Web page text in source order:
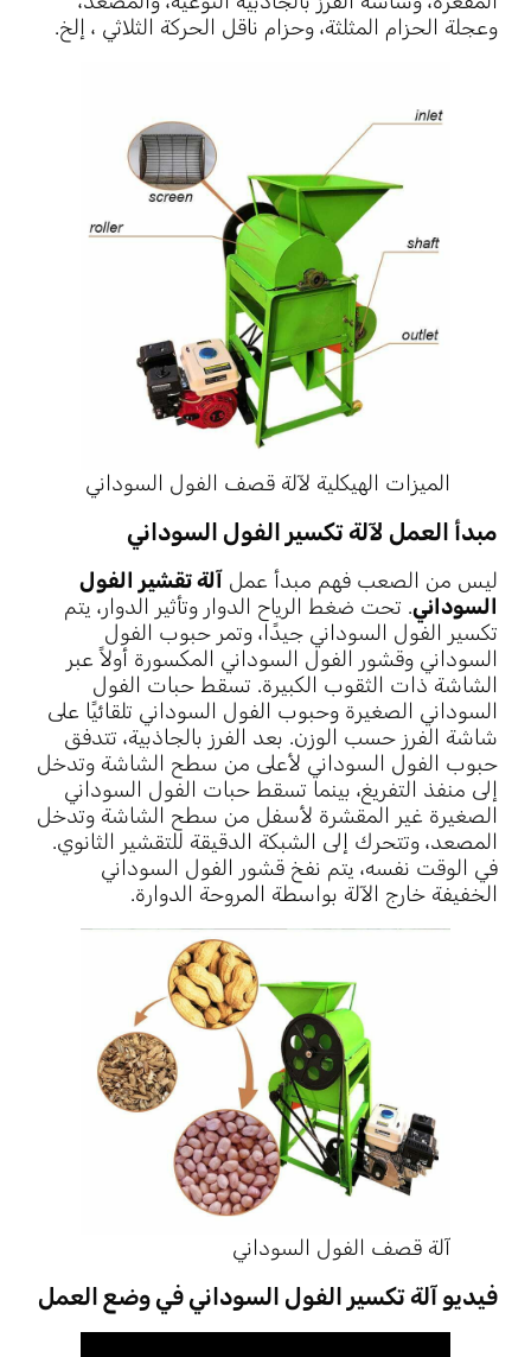
وعجلة الحزام المثلثة، وحزام ناقل الحركة الثلاثي ، إلخ.
الميزات الهيكلية لآلة قصف الفول السوداني
مبدأ العمل لآلة تكسير الفول السوداني
ليس من الصعب فهم مبدأ عمل آلة تقشير الفول
السوداني. تحت ضغط الرياح الدوار وتأثير الدوار، يتم
تكسير الفول السوداني جيدًا، وتمر حبوب الفول
السوداني وقشور الفول السوداني المكسورة أولاً عبر
الشاشة ذات الثقوب الكبيرة. تسقط حبات الفول
السوداني الصغيرة وحبوب الفول السوداني تلقائيًا على
شاشة الفرز حسب الوزن. بعد الفرز بالجاذبية، تتدفق
حبوب الفول السوداني لأعلى من سطح الشاشة وتدخل
إلى منفذ التفريغ، بينما تسقط حبات الفول السوداني
الصغيرة غير المقشرة لأسفل من سطح الشاشة وتدخل
المصعد، وتتحرك إلى الشبكة الدقيقة للتقشير الثانوي.
في الوقت نفسه، يتم نفخ قشور الفول السوداني
الخفيفة خارج الآلة بواسطة المروحة الدوارة.
آلة قصف الفول السوداني
فيديو آلة تكسير الفول السوداني في وضع العمل